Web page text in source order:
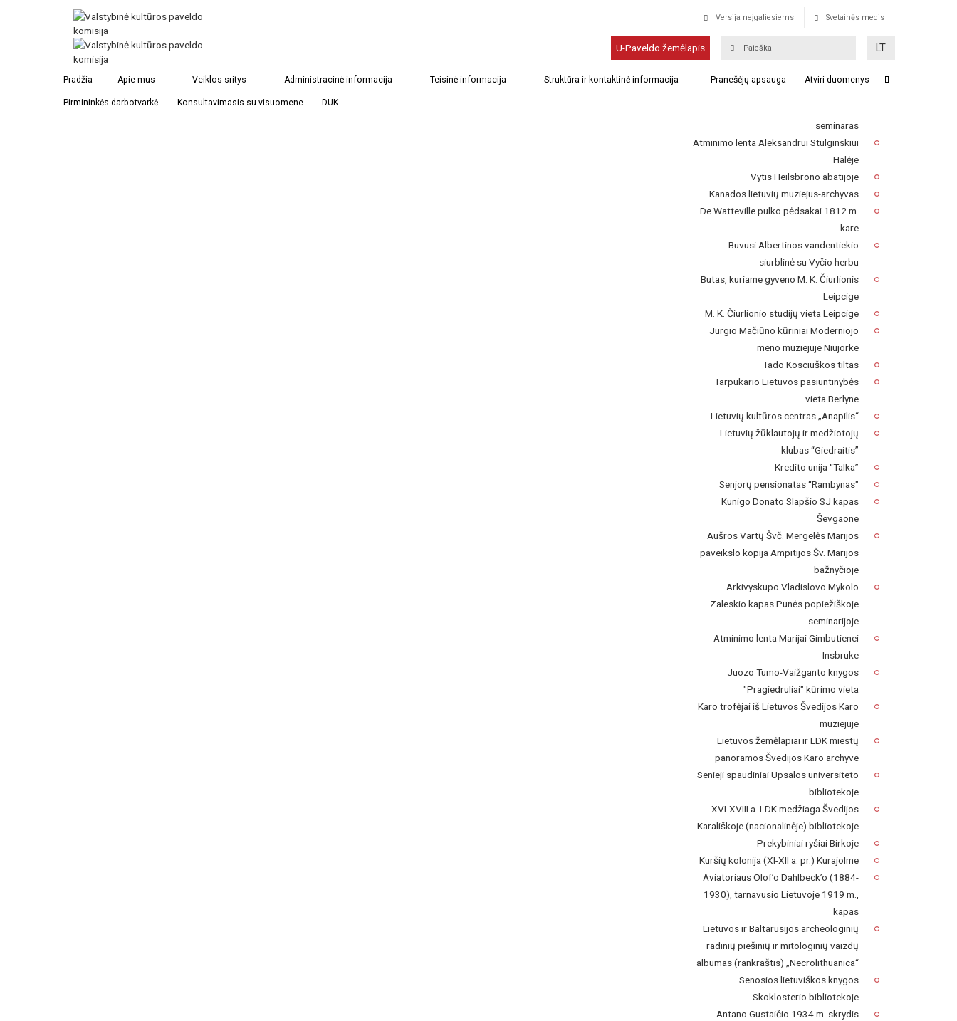
Versija neįgaliesiems Svetainės medis
U-Paveldo žemėlapis LT
Pradžia Apie mus Veiklos sritys Administracinė informacija Teisinė informacija Struktūra ir kontaktinė informacija Pranešėjų apsauga Atviri duomenys
Pirmininkės darbotvarkė Konsultavimasis su visuomene DUK
Liudviko Mykolo Paco rūmai Dauspudoje
Liudviko Mykolo Paco rūmai
seminaras
Atminimo lenta Aleksandrui Stulginskiui
Halėje
Vytis Heilsbrono abatijoje
Kanados lietuvių muziejus-archyvas
De Watteville pulko pėdsakai 1812 m.
kare
Buvusi Albertinos vandentiekio
siurblinė su Vyčio herbu
Butas, kuriame gyveno M. K. Čiurlionis
Leipcige
M. K. Čiurlionio studijų vieta Leipcige
Jurgio Mačiūno kūriniai Moderniojo
meno muziejuje Niujorke
Tado Kosciuškos tiltas
Tarpukario Lietuvos pasiuntinybės
vieta Berlyne
Lietuvių kultūros centras „Anapilis“
Lietuvių žūklautojų ir medžiotojų
klubas “Giedraitis”
Kredito unija “Talka”
Senjorų pensionatas “Rambynas"
Kunigo Donato Slapšio SJ kapas
Ševgaone
Aušros Vartų Švč. Mergelės Marijos
paveikslo kopija Ampitijos Šv. Marijos
bažnyčioje
Arkivyskupo Vladislovo Mykolo
Zaleskio kapas Punės popiežiškoje
seminarijoje
Atminimo lenta Marijai Gimbutienei
Insbruke
Juozo Tumo-Vaižganto knygos
"Pragiedruliai" kūrimo vieta
Karo trofėjai iš Lietuvos Švedijos Karo
muziejuje
Lietuvos žemėlapiai ir LDK miestų
panoramos Švedijos Karo archyve
Senieji spaudiniai Upsalos universiteto
bibliotekoje
XVI-XVIII a. LDK medžiaga Švedijos
Karališkoje (nacionalinėje) bibliotekoje
Prekybiniai ryšiai Birkoje
Kuršių kolonija (XI-XII a. pr.) Kurajolme
Aviatoriaus Olof’o Dahlbeck’o (1884-
1930), tarnavusio Lietuvoje 1919 m.,
kapas
Lietuvos ir Baltarusijos archeologinių
radinių piešinių ir mitologinių vaizdų
albumas (rankraštis) „Necrolithuanica“
Senosios lietuviškos knygos
Skoklosterio bibliotekoje
Antano Gustaičio 1934 m. skrydis